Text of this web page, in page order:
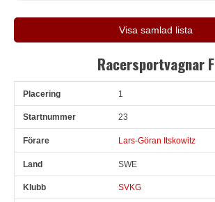
Visa samlad lista
Racersportvagnar F
Pl Snr 1
23
Lars-Göran Itskowitz
SWE
SVKG